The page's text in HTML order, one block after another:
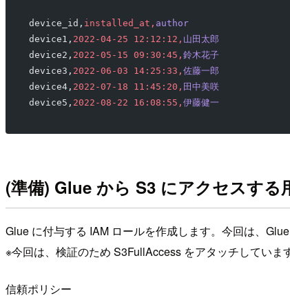
device_id, installed_at, author
device1, 2022-04-25 12:12:12, 山田太郎
device2, 2022-05-15 09:30:45, 鈴木花子
device3, 2022-06-03 14:25:33, 佐藤一郎
device4, 2022-07-18 11:45:20, 田中美咲
device5, 2022-08-22 16:08:55, 伊藤健一
(準備) Glue から S3 にアクセスする
Glue に付与する IAM ロールを作成します。今回は、
※今回は、検証のため S3FullAccess をアタッチしていま
信頼ポリシー